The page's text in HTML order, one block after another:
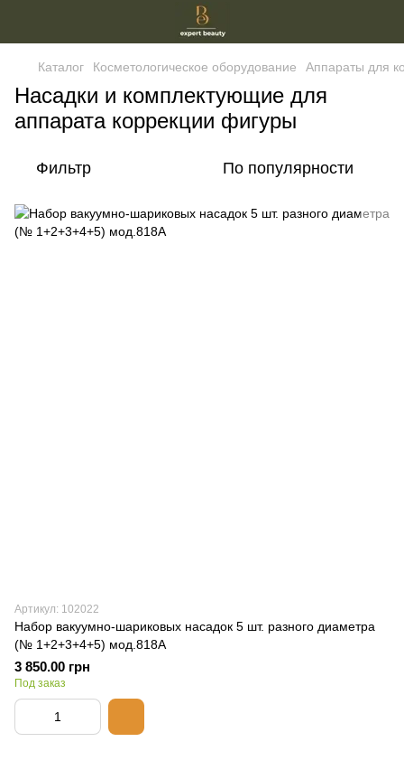
Каталог Косметологическое оборудование Аппараты для
Насадки и комплектующие для
аппарата коррекции фигуры
Фильтр По популярности
Артикул: 102022
Набор вакуумно-шариковых насадок 5 шт. разного диаметра
(№ 1+2+3+4+5) мод.818А
3 850.00 грн
Под заказ